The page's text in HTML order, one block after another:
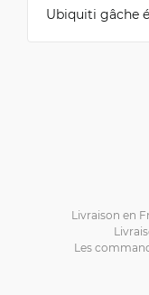
Ubiquiti gâche
Livraison en
Les